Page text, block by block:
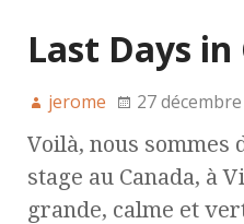
Last Days in
jerome 27
Voilà, nous sommes
stage au Canada, à
grande, calme et